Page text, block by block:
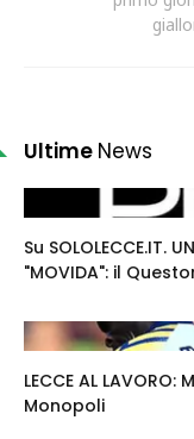
Ultime News
Su SOLOLECCE.IT.
"MOVIDA": il
LECCE AL
Monopoli